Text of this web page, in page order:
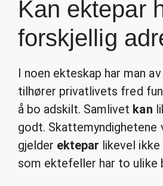
Kan ektepar
forskjellig
I noen ekteskap har man
tilhører privatlivets fred
å bo adskilt. Samlivet kan
godt. Skattemyndighetene
gjelder ektepar likevel
som ektefeller har to ulike